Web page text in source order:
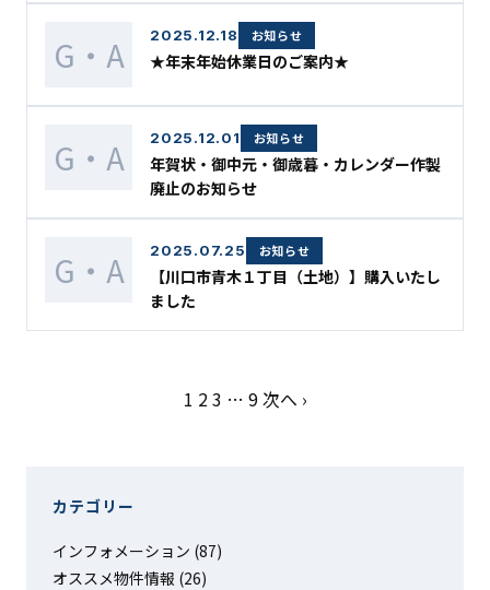
G・A 2025.12.18 お知らせ
★年末年始休業日のご案内★
G・A 2025.12.01 お知らせ
年賀状・御中元・御歳暮・カレンダー作製
廃止のお知らせ
G・A 2025.07.25 お知らせ
【川口市青木１丁目（土地）】購入いたし
ました
1 23 … 9次へ ›
カテゴリー
インフォメーション (87)
オススメ物件情報 (26)